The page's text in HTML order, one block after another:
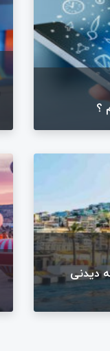
؟
آداسی| 23 جاذبه دیدنی